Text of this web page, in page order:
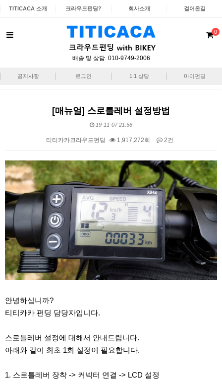
TITICACA 소개 크라우드펀딩? 회사소개 걸어온길
배송 및 상담. 010-9749-2006
0
공지사항 로그인 1:1 상담 마이펀딩
[매뉴얼] 스로틀레버 설정방법
19-11-07 21:56
티티카카크라우드펀딩 1,917,272회 2건
본문
안녕하십니까?
티티카카 펀딩 담당자입니다.
스로틀레버 설정에 대해서 안내드립니다.
아래와 같이 최초 1회 설정이 필요합니다.
1. 스로틀레버 장착 -> 커넥터 연결 -> LCD 설정